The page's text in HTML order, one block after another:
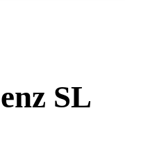
SL